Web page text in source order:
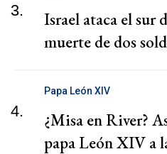
3.
Israel ataca el sur
muerte de dos
4.
Papa León XIV
¿Misa en River?
papa León XIV a